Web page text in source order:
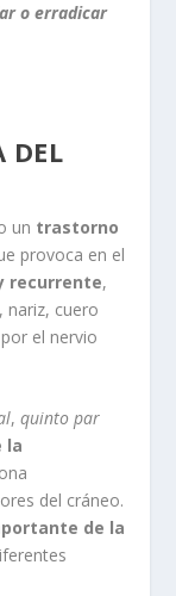
o erradicar
DEL
un trastorno
provoca en el
recurrente,
nariz, cuero
el nervio
,quinto par
la
del cráneo.
de la